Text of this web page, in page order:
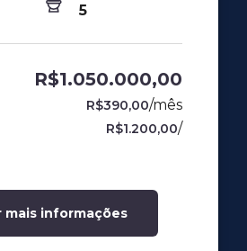
5
R$1.050.000,00
R$390,00/mês
R$1.200,00/
mais informações